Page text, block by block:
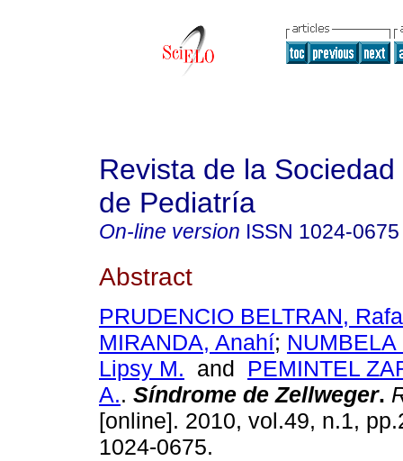
Revista de la
de Pediatría
On-line version ISSN 1024-0675
Abstract
PRUDENCIO BELTRAN,
MIRANDA, Anahí;
Lipsy M. and PEMINTEL
A.. Síndrome de Zellweger.
[online]. 2010, vol.49, n.1,
1024-0675.